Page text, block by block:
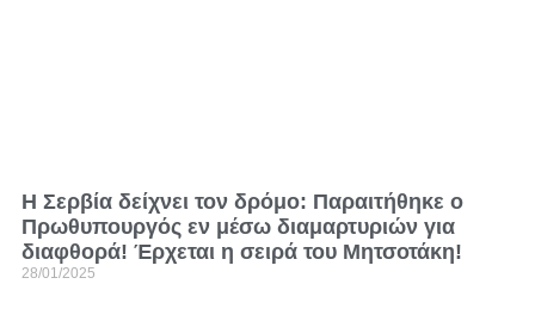
Η Σερβία δείχνει τον δρόμο: Παραιτήθηκε ο
Πρωθυπουργός εν μέσω διαμαρτυριών για
διαφθορά! Έρχεται η σειρά του Μητσοτάκη!
28/01/2025